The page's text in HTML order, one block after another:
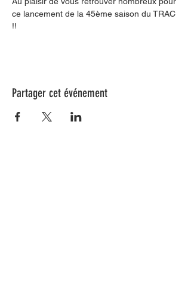
ce lancement de la 45ème saison du TRAC
!!
Partager cet événement